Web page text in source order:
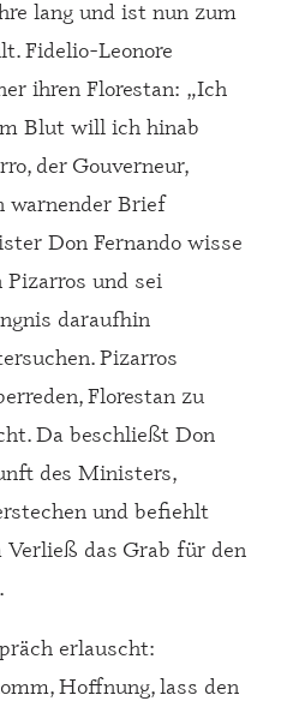
lang und ist nun zum
Fidelio-Leonore
ihren Florestan: „Ich
Blut will ich hinab
der Gouverneur,
warnender Brief
Don Fernando wisse
und sei
daraufhin
Pizarros
Florestan zu
Da beschließt Don
des Ministers,
und befiehlt
Verließ das Grab für den
erlauscht:
Hoffnung, lass den